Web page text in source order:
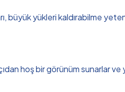
büyük yükleri kaldırabilme
hoş bir görünüm sunarlar